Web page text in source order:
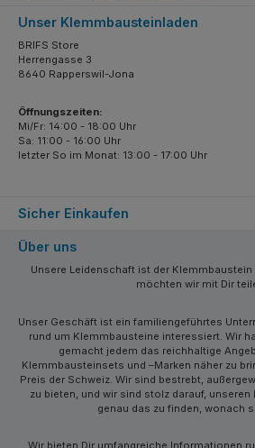
Sicher Einkaufen
Unser Klemmbausteinladen
BRIFS Store
Herrengasse 3
8640 Rapperswil-Jona
Öffnungszeiten:
Mi/Fr: 14:00 - 18:00 Uhr
Sa: 11:00 - 16:00 Uhr
letzter So im Monat: 13:00 - 17:00 Uhr
Über uns
Unsere Leidenschaft ist der
möchten wir mit Dir
Unser Geschäft ist ein familiengeführtes
rund um Klemmbausteine interessiert. Wir
gemacht jedem das reichhaltige
Klemmbausteinsets und –Marken näher zu
Preis der Schweiz. Wir sind bestrebt,
zu bieten, und wir sind stolz darauf, unseren
genau das zu finden, wonach
Wir bieten Dir umfangreiche Informationen